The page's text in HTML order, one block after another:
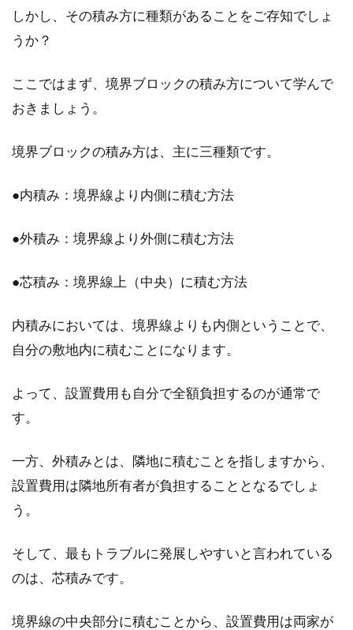
郵便、契約書、招待状の返信等、日常において
によって確認不要の場合も
擁壁があるような中古住宅や、擁壁を造る必要
確認申請について...
用スパイクで疲れ知らず！
る場合、定期的な草刈が必要となることでしょ
地目の一つである原野とは？その特
地目が原野と聞いて、すぐにどのような土地の
しかし、その積み方に種類があることをご存知でしょ
うか？
ここではまず、境界ブロックの積み方について学んで
おきましょう。
境界ブロックの積み方は、主に三種類です。
●内積み：境界線より内側に積む方法
●外積み：境界線より外側に積む方法
●芯積み：境界線上（中央）に積む方法
内積みにおいては、境界線よりも内側ということで、
自分の敷地内に積むことになります。
よって、設置費用も自分で全額負担するのが通常で
す。
一方、外積みとは、隣地に積むことを指しますから、
設置費用は隣地所有者が負担することとなるでしょ
う。
そして、最もトラブルに発展しやすいと言われている
のは、芯積みです。
境界線の中央部分に積むことから、設置費用は両家が